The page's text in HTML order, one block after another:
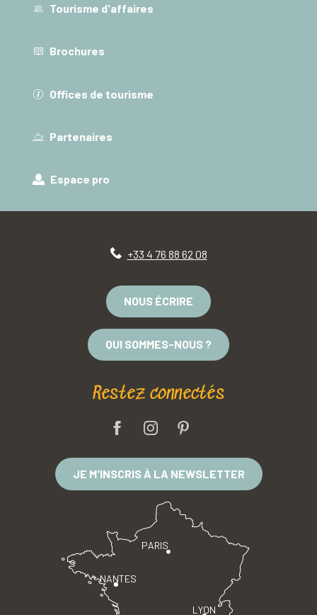
Tourisme d'affaires
Brochures
Offices de tourisme
Partenaires
Espace pro
+33 4 76 88 62 08
NOUS ÉCRIRE
QUI SOMMES-NOUS ?
Restez connectés
JE M'INSCRIS À LA NEWSLETTER
PARIS
LYON
NANTES